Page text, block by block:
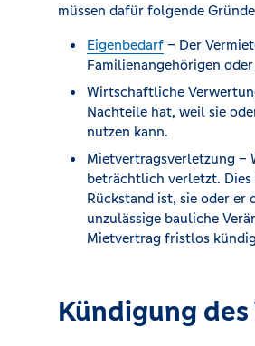
müssen dafür folgende
Eigenbedarf – Der
Familienangehörigen
Wirtschaftliche
Nachteile hat, weil sie
nutzen kann.
Mietvertragsverletzung –
beträchtlich verletzt. Dies
Rückstand ist, sie oder
unzulässige bauliche
Mietvertrag fristlos
Kündigung